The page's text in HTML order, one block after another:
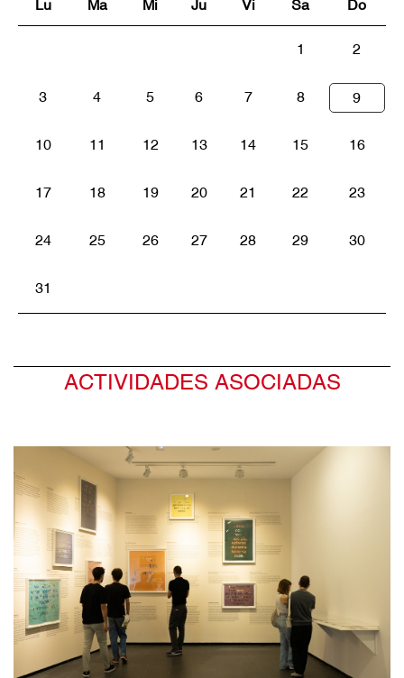
Lu Ma Mi Ju Vi Sa Do
1 2
3 4 5 6 7 8 9
10 11 12 13 14 15 16
17 18 19 20 21 22 23
24 25 26 27 28 29 30
31
ACTIVIDADES ASOCIADAS